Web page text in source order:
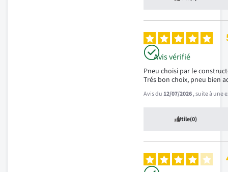
Avis vérifié
Pneu choisi par le
Trés bon choix, pneu bien
Avis du12/07/2026, suite à une
Utile(0)